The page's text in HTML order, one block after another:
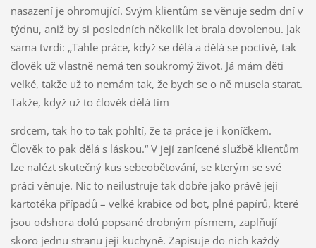
nasazení je ohromující. Svým klientům se věnuje sedm dní v
týdnu, aniž by si posledních několik let brala dovolenou. Jak
sama tvrdí: „Tahle práce, když se dělá a dělá se poctivě, tak
člověk už vlastně nemá ten soukromý život. Já mám děti
velké, takže už to nemám tak, že bych se o ně musela starat.
Takže, když už to člověk dělá tím
srdcem, tak ho to tak pohltí, že ta práce je i koníčkem.
Člověk to pak dělá s láskou.“ V její zanícené službě klientům
lze nalézt skutečný kus sebeobětování, se kterým se své
práci věnuje. Nic to neilustruje tak dobře jako právě její
kartotéka případů – velké krabice od bot, plné papírů, které
jsou odshora dolů popsané drobným písmem, zaplňují
skoro jednu stranu její kuchyně. Zapisuje do nich každý